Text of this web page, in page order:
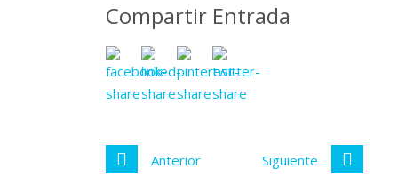
Compartir Entrada
Anterior Siguiente